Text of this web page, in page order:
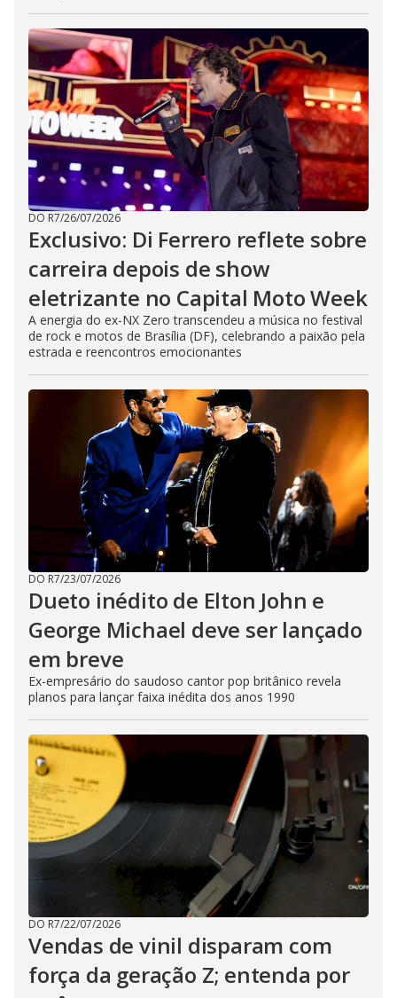
DO R7/26/07/2026
Exclusivo: Di Ferrero reflete sobre
carreira depois de show
eletrizante no Capital Moto Week
A energia do ex-NX Zero transcendeu a música no festival
de rock e motos de Brasília (DF), celebrando a paixão pela
estrada e reencontros emocionantes
DO R7/23/07/2026
Dueto inédito de Elton John e
George Michael deve ser lançado
em breve
Ex-empresário do saudoso cantor pop britânico revela
planos para lançar faixa inédita dos anos 1990
DO R7/22/07/2026
Vendas de vinil disparam com
força da geração Z; entenda por